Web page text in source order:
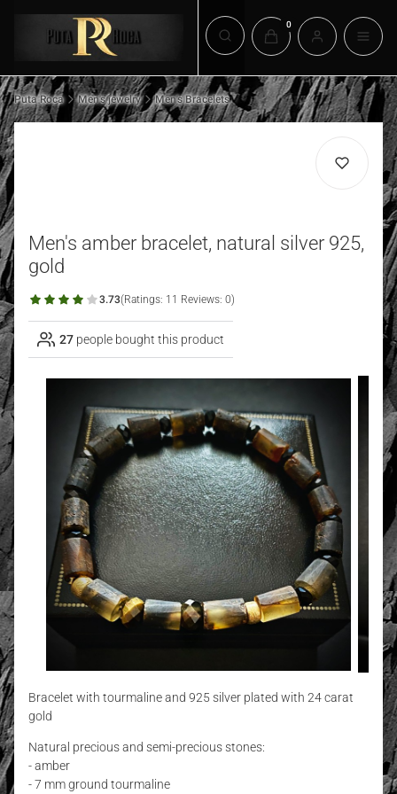
Open search engine
Products in the cart: 0.
Puta Roca Men's jewelry Men's Bracelets
Men's amber bracelet, natural silver 925,
gold
3.73(Ratings: 11 Reviews: 0)
27 people bought this product
Bracelet with tourmaline and 925 silver plated with 24 carat
gold
Natural precious and semi-precious stones:
- amber
- 7 mm ground tourmaline